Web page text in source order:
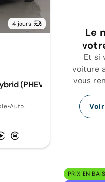
4 jours
(PHEV)
•Auto.
Le
Et si
voiture
vous
PRIX EN